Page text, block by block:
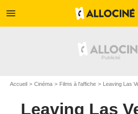
menu
Accueil Cinéma Films à l'affiche Leaving Las
Leaving Las